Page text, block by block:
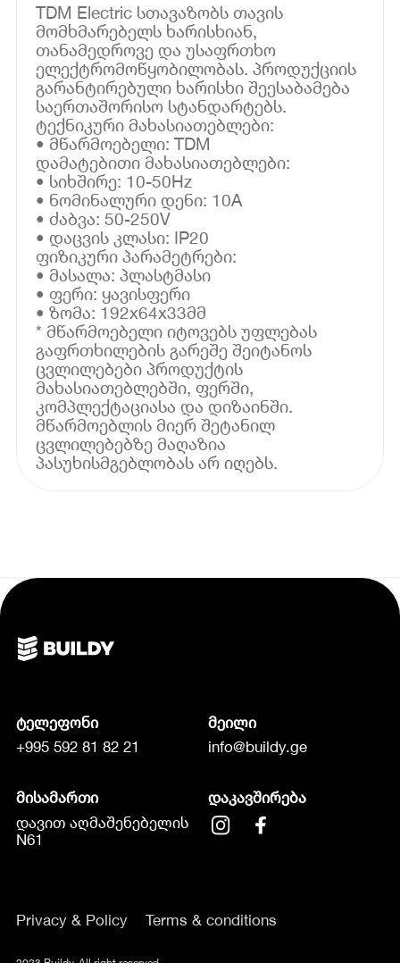
TDM Electric სთავაზობს თავის
მომხმარებელს ხარისხიან,
თანამედროვე და უსაფრთხო
ელექტრომოწყობილობას. პროდუქციის
გარანტირებული ხარისხი შეესაბამება
საერთაშორისო სტანდარტებს.
ტექნიკური მახასიათებლები:
• მწარმოებელი: TDM
დამატებითი მახასიათებლები:
• სიხშირე: 10-50Hz
• ნომინალური დენი: 10A
• ძაბვა: 50-250V
• დაცვის კლასი: IP20
ფიზიკური პარამეტრები:
• მასალა: პლასტმასი
• ფერი: ყავისფერი
• ზომა: 192x64x33მმ
* მწარმოებელი იტოვებს უფლებას
გაფრთხილების გარეშე შეიტანოს
ცვლილებები პროდუქტის
მახასიათებლებში, ფერში,
კომპლექტაციასა და დიზაინში.
მწარმოებლის მიერ შეტანილ
ცვლილებებზე მაღაზია
პასუხისმგებლობას არ იღებს.
ტელეფონი
+995 592 81 82 21
მეილი
info@buildy.ge
მისამართი
დავით აღმაშენებელის
N61
დაკავშირება
Privacy & Policy Terms & conditions